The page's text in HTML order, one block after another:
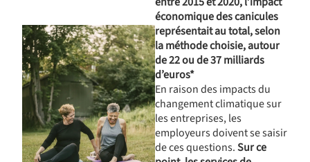
économique des canicules
représentait au total, selon
la méthode choisie, autour
de 22 ou de 37 milliards
d’euros*
En raison des impacts du
changement climatique sur
les entreprises, les
employeurs doivent se saisir
de ces questions.Sur ce